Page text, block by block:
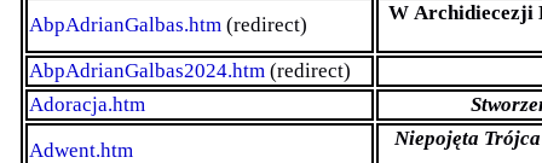
AbpAdrianGalbas.htm(redirect)
W Archidiecezji
AbpAdrianGalbas2024.htm(redirect)
Adoracja.htm
Adwent.htm
Niepojęta